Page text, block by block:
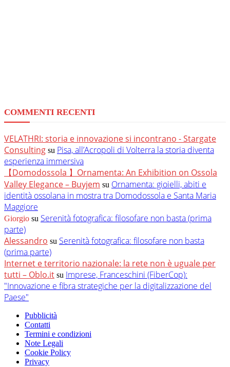
COMMENTI RECENTI
VELATHRI: storia e innovazione si incontrano - Stargate
Consulting su Pisa, all’Acropoli di Volterra la storia diventa
esperienza immersiva
【Domodossola 】Ornamenta: An Exhibition on Ossola
Valley Elegance – Buyjem su Ornamenta: gioielli, abiti e
identità ossolana in mostra tra Domodossola e Santa Maria
Maggiore
Giorgio su Serenità fotografica: filosofare non basta (prima
parte)
Alessandro su Serenità fotografica: filosofare non basta
(prima parte)
Internet e territorio nazionale: la rete non è uguale per
tutti – Oblo.it su Imprese, Franceschini (FiberCop):
"Innovazione e fibra strategiche per la digitalizzazione del
Paese"
Pubblicità
Contatti
Termini e condizioni
Note Legali
Cookie Policy
Privacy